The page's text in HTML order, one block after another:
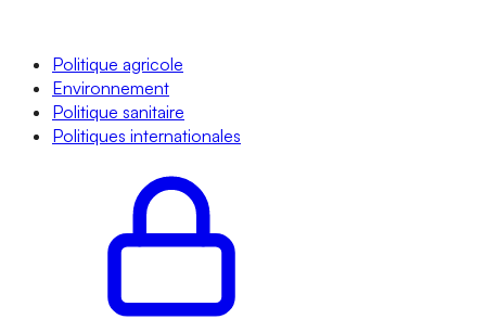
Politique agricole
Environnement
Politique sanitaire
Politiques internationales